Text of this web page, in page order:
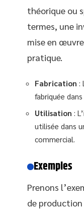
théorique ou
termes, une
mise en
pratique.
Fabrication :
fabriquée
Utilisation :
utilisée dans
commercial.
Exemples
Prenons
de